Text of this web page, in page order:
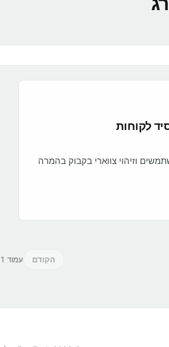
וזיהוי צווארי בקבוק בהמרה
הקודם עמוד 1